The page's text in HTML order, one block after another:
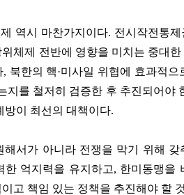
역시 마찬가지이다. 전시작전통
체제 전반에 영향을 미치는 중대
, 북한의 핵·미사일 위협에 효과적으
지를 철저히 검증한 후 추진되어야
방이 최선의 대책이다.
해서가 아니라 전쟁을 막기 위해 갖
한 억지력을 유지하고, 한미동맹을
고 책임 있는 정책을 추진해야 할